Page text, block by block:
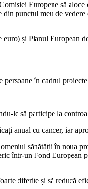
Europene să
punctul meu de
și Planul European
persoane în cadrul
le să participe la
anual cu cancer, iar
sănătății în noua
într-un Fond
diferite și să reducă